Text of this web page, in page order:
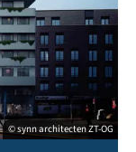
© synn architecten ZT-OG